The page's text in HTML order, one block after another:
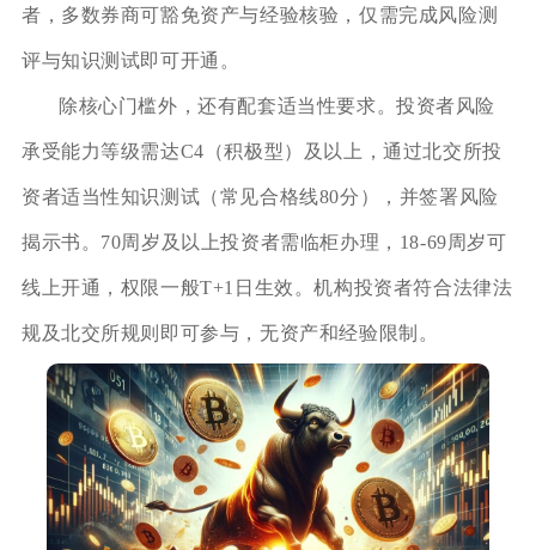
者，多数券商可豁免资产与经验核验，仅需完成风险测
评与知识测试即可开通。
除核心门槛外，还有配套适当性要求。投资者风险
承受能力等级需达C4（积极型）及以上，通过北交所投
资者适当性知识测试（常见合格线80分），并签署风险
揭示书。70周岁及以上投资者需临柜办理，18-69周岁可
线上开通，权限一般T+1日生效。机构投资者符合法律法
规及北交所规则即可参与，无资产和经验限制。